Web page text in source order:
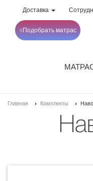
Доставка
Подобрать матрас
Главная Комплекты
Наволочка Pillow Case Premium Woven Cotton Sateen